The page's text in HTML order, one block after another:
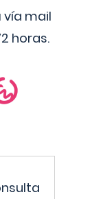
mail
horas.